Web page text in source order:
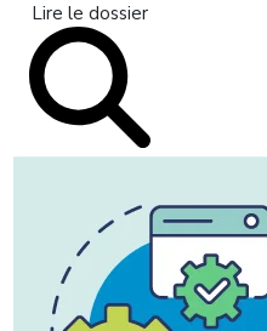
Lire le dossier